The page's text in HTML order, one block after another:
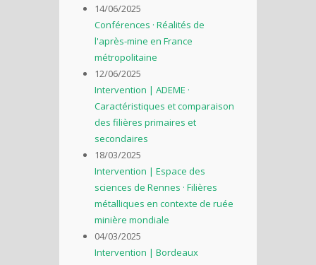
14/06/2025
Conférences · Réalités de
l'après-mine en France
métropolitaine
12/06/2025
Intervention | ADEME ·
Caractéristiques et comparaison
des filières primaires et
secondaires
18/03/2025
Intervention | Espace des
sciences de Rennes · Filières
métalliques en contexte de ruée
minière mondiale
04/03/2025
Intervention | Bordeaux